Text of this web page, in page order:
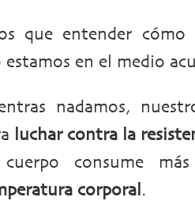
que entender
estamos en el medio
nadamos,
luchar contra la
consume
corporal .